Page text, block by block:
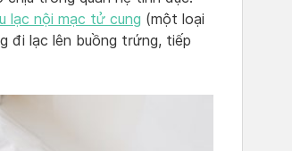
u lạc nội mạc tử cung (một loại
đi lạc lên buồng trứng, tiếp